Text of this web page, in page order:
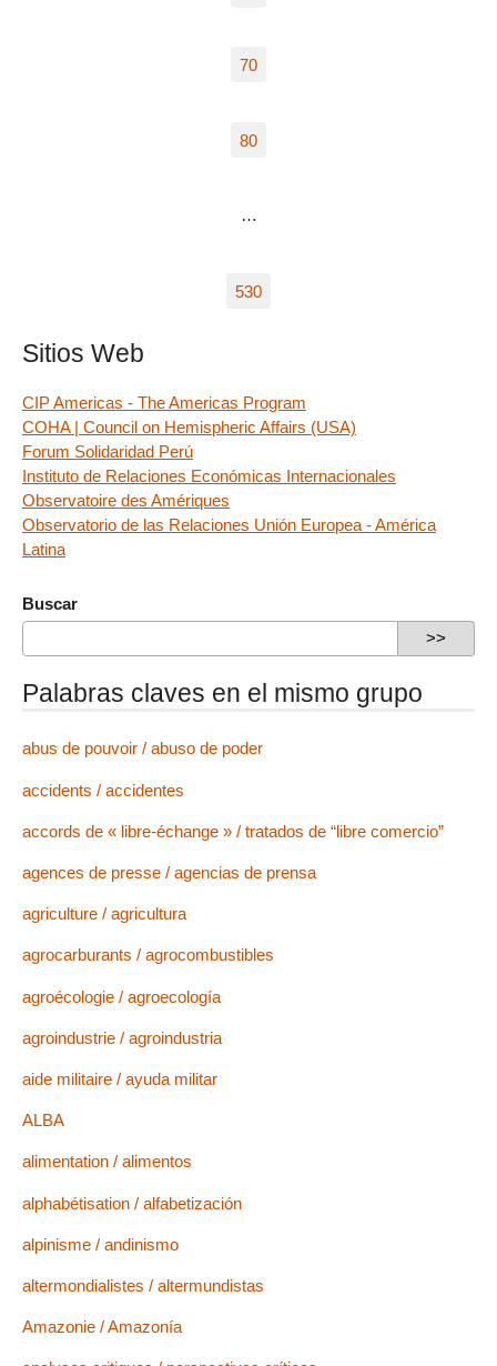
70
80
…
530
Sitios Web
CIP Americas - The Americas Program
COHA | Council on Hemispheric Affairs (USA)
Forum Solidaridad Perú
Instituto de Relaciones Económicas Internacionales
Observatoire des Amériques
Observatorio de las Relaciones Unión Europea - América
Latina
Buscar
Palabras claves en el mismo grupo
abus de pouvoir / abuso de poder
accidents / accidentes
accords de « libre-échange » / tratados de “libre comercio”
agences de presse / agencias de prensa
agriculture / agricultura
agrocarburants / agrocombustibles
agroécologie / agroecología
agroindustrie / agroindustria
aide militaire / ayuda militar
ALBA
alimentation / alimentos
alphabétisation / alfabetización
alpinisme / andinismo
altermondialistes / altermundistas
Amazonie / Amazonía